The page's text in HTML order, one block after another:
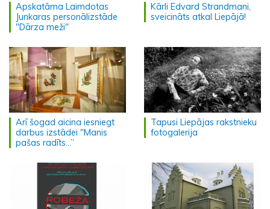
Apskatāma Laimdotas
Junkaras personālizstāde
"Dārza meži"
Kārli Edvard Strandmani,
sveicināts atkal Liepājā!
Arī šogad aicina iesniegt
darbus izstādei "Manis
pašas radīts...”
Tapusi Liepājas rakstnieku
fotogalerija